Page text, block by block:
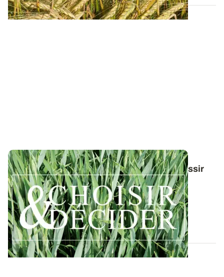
Conduite du triticale : des guides pour réussir
ses interventions au printemps 2026
Retrouvez toutes les préconisations en matière de
protection du triticale contre les...
12 DÉC. 2025